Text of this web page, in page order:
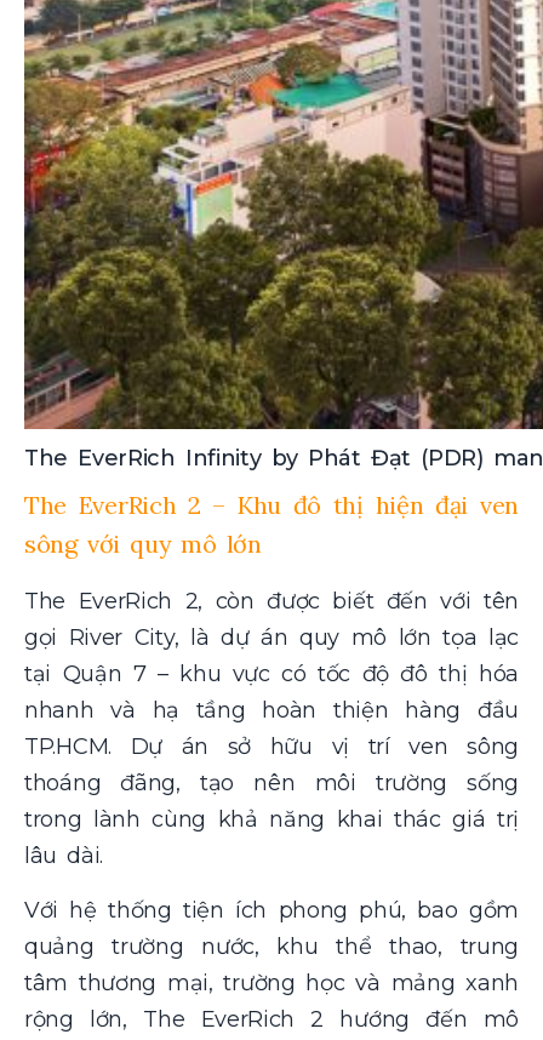
The EverRich Infinity by Phát Đạt (PDR)
The EverRich 2 – Khu đô thị hiện đại ven
sông với quy mô lớn
The EverRich 2, còn được biết đến với tên
gọi River City, là dự án quy mô lớn tọa lạc
tại Quận 7 – khu vực có tốc độ đô thị hóa
nhanh và hạ tầng hoàn thiện hàng đầu
TP.HCM. Dự án sở hữu vị trí ven sông
thoáng đãng, tạo nên môi trường sống
trong lành cùng khả năng khai thác giá trị
lâu dài.
Với hệ thống tiện ích phong phú, bao gồm
quảng trường nước, khu thể thao, trung
tâm thương mại, trường học và mảng xanh
rộng lớn, The EverRich 2 hướng đến mô